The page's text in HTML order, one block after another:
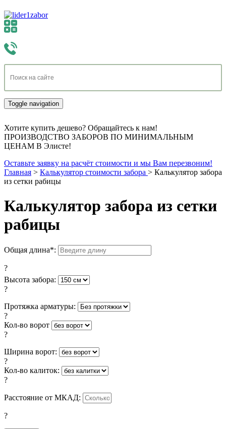
Toggle navigation
Хотите купить дешево? Обращайтесь к нам!
ПРОИЗВОДСТВО ЗАБОРОВ ПО МИНИМАЛЬНЫМ
ЦЕНАМ В Элисте!
Оставьте заявку на расчёт стоимости и мы Вам перезвоним!
Главная > Калькулятор стоимости забора > Калькулятор забора
из сетки рабицы
Калькулятор забора из сетки
рабицы
Общая длина*:
?
Высота забора:
?
Протяжка арматуры:
?
Кол-во ворот
?
Ширина ворот:
?
Кол-во калиток:
?
Расстояние от МКАД:
?